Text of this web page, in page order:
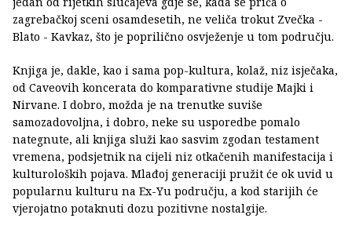
zagrebačkoj sceni osamdesetih, ne veliča trokut Zvečka -
Blato - Kavkaz, što je poprilično osvježenje u tom području.
Knjiga je, dakle, kao i sama pop-kultura, kolaž, niz isječaka,
od Caveovih koncerata do komparativne studije Majki i
Nirvane. I dobro, možda je na trenutke suviše
samozadovoljna, i dobro, neke su usporedbe pomalo
nategnute, ali knjiga služi kao sasvim zgodan testament
vremena, podsjetnik na cijeli niz otkačenih manifestacija i
kulturoloških pojava. Mlađoj generaciji pružit će ok uvid u
popularnu kulturu na Ex-Yu području, a kod starijih će
vjerojatno potaknuti dozu pozitivne nostalgije.